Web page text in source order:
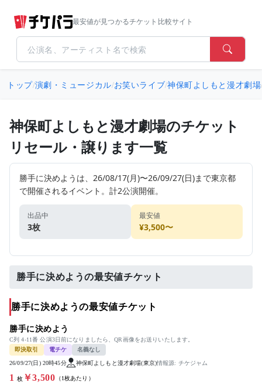
最安値が見つかるチケット比較サイト
トップ/演劇・ミュージカル/お笑いライブ/神保町よしもと漫才劇場
神保町よしもと漫才劇場のチケット
リセール・譲ります一覧
勝手に決めようは、26/08/17(月)〜26/09/27(日)まで東京都
で開催されるイベント。計2公演開催。
出品中
3枚
最安値
¥3,500〜
勝手に決めようの最安値チケット
勝手に決めようの最安値チケット
勝手に決めよう
C列 4-11番 公演3日前になりましたら、QR画像をお送りいたします。
即決取引
電チケ 名義なし
26/09/27(日) 20時45分 神保町よしもと漫才劇場(東京)情報源: チケジャム
1 枚￥3,500 （1枚あたり）